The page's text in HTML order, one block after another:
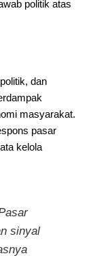
politik atas
dan
masyarakat.
pasar
kelola
sinyal